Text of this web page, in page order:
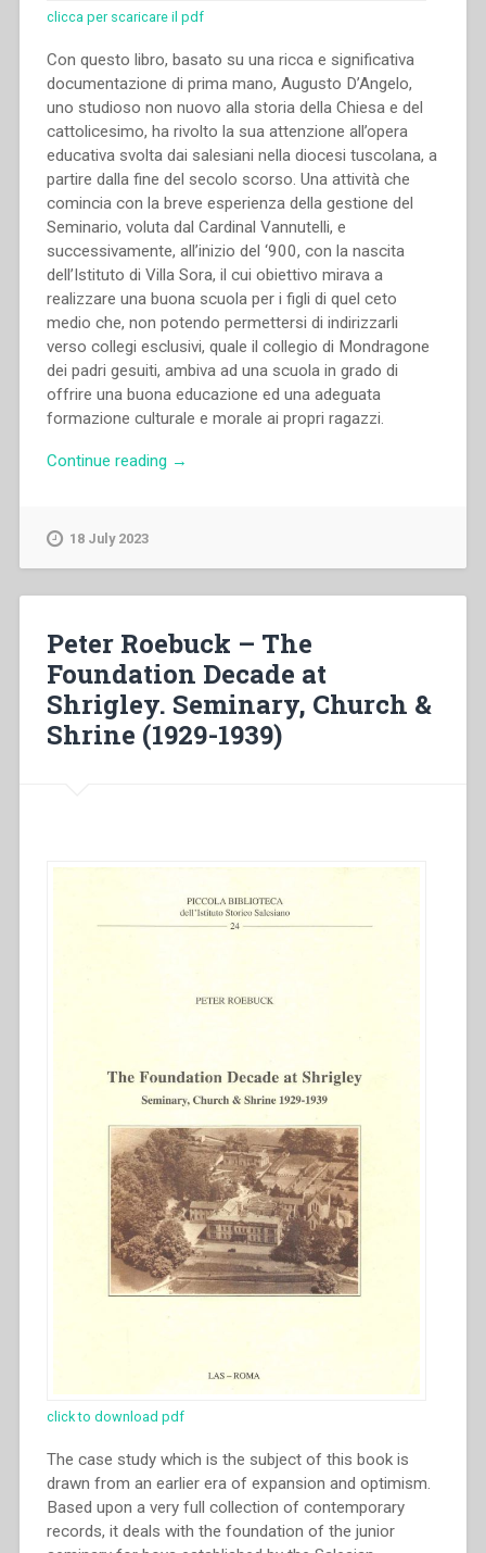
clicca per scaricare il pdf
Con questo libro, basato su una ricca e significativa
documentazione di prima mano, Augusto D’Angelo,
uno studioso non nuovo alla storia della Chiesa e del
cattolicesimo, ha rivolto la sua attenzione all’opera
educativa svolta dai salesiani nella diocesi tuscolana, a
partire dalla fine del secolo scorso. Una attività che
comincia con la breve esperienza della gestione del
Seminario, voluta dal Cardinal Vannutelli, e
successivamente, all’inizio del ‘900, con la nascita
dell’Istituto di Villa Sora, il cui obiettivo mirava a
realizzare una buona scuola per i figli di quel ceto
medio che, non potendo permettersi di indirizzarli
verso collegi esclusivi, quale il collegio di Mondragone
dei padri gesuiti, ambiva ad una scuola in grado di
offrire una buona educazione ed una adeguata
formazione culturale e morale ai propri ragazzi.
Continue reading “Augusto
L’istituto
salesiano
”
Villa
Sora”
→
18 July 2023
Peter Roebuck – The
Foundation Decade at
Shrigley. Seminary, Church &
Shrine (1929-1939)
click to download pdf
The case study which is the subject of this book is
drawn from an earlier era of expansion and optimism.
Based upon a very full collection of contemporary
records, it deals with the foundation of the junior